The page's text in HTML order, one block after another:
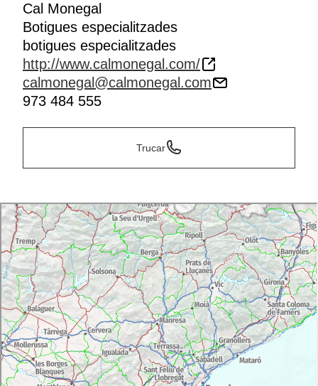
Cal Monegal
Botigues especialitzades
botigues especialitzades
http://www.calmonegal.com/
calmonegal@calmonegal.com
973 484 555
Trucar